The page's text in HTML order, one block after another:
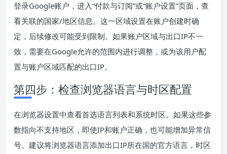
登录Google账户，进入“付款与订阅”或“账户设置”页面，查
看关联的国家/地区信息。这一区域设置在账户创建时确
定，后续修改可能受到限制。如果账户区域与出口IP不一
致，需要在Google允许的范围内进行调整，或为该用户配
置与账户区域匹配的出口IP。
第四步：检查浏览器语言与时区配置
在浏览器设置中查看首选语言列表和系统时区。如果这些参
数指向不支持地区，即使IP和账户正确，也可能增加异常信
号。建议将浏览器语言添加出口IP所在国的官方语言，时区